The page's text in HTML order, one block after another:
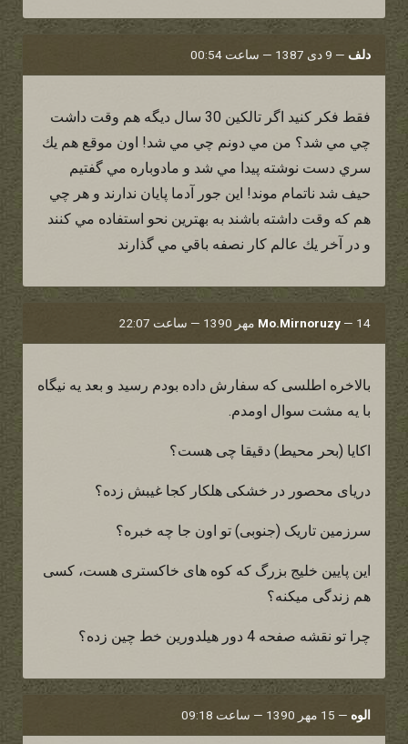
دلف — 9 دی 1387 — ساعت 00:54
فقط فكر كنيد اگر تالكين 30 سال ديگه هم وقت داشت
چي مي شد؟ من مي دونم چي مي شد! اون موقع هم يك
سري دست نوشته پيدا مي شد و مادوباره مي گفتيم
حيف شد ناتمام موند! اين جور آدما پايان ندارند و هر چي
هم كه وقت داشته باشند به بهترين نحو استفاده مي كنند
و در آخر يك عالم كار نصفه باقي مي گذارند
Mo.Mirnoruzy — 14 مهر 1390 — ساعت 22:07
بالاخره اطلسی که سفارش داده بودم رسید و بعد یه نیگاه
با یه مشت سوال اومدم.
اکایا (بحر محیط) دقیقا چی هست؟
دریای محصور در خشکی هلکار کجا غیبش زده؟
سرزمین تاریک (جنوبی) تو اون جا چه خبره؟
این پایین خلیج بزرگ که کوه های خاکستری هست، کسی
هم زندگی میکنه؟
چرا تو نقشه صفحه 4 دور هیلدورین خط چین زده؟
الوه — 15 مهر 1390 — ساعت 09:18